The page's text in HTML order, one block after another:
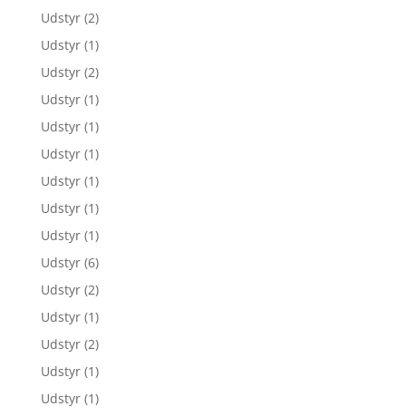
Udstyr (2)
Udstyr (1)
Udstyr (2)
Udstyr (1)
Udstyr (1)
Udstyr (1)
Udstyr (1)
Udstyr (1)
Udstyr (1)
Udstyr (6)
Udstyr (2)
Udstyr (1)
Udstyr (2)
Udstyr (1)
Udstyr (1)